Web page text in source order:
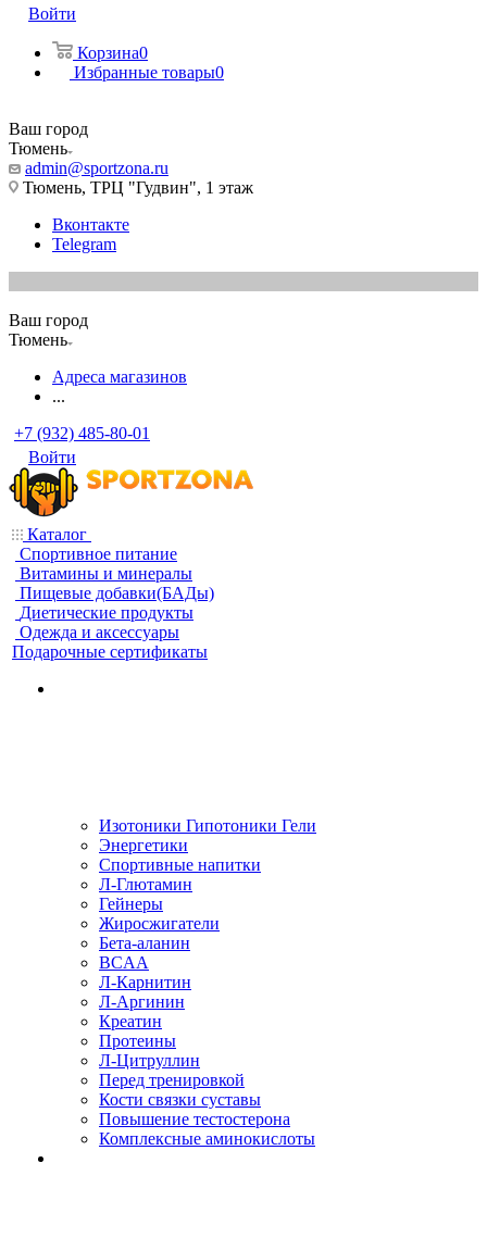
Войти
Корзина0
Избранные товары0
Ваш город
Тюмень
admin@sportzona.ru
Тюмень, ТРЦ "Гудвин", 1 этаж
Вконтакте
Telegram
Ваш город
Тюмень
Адреса магазинов
...
+7 (932) 485-80-01
Войти
Каталог
Спортивное питание
Витамины и минералы
Пищевые добавки(БАДы)
Диетические продукты
Одежда и аксессуары
Подарочные сертификаты
Изотоники Гипотоники Гели
Энергетики
Спортивные напитки
Л-Глютамин
Гейнеры
Жиросжигатели
Бета-аланин
BCAA
Л-Карнитин
Л-Аргинин
Креатин
Протеины
Л-Цитруллин
Перед тренировкой
Кости связки суставы
Повышение тестостерона
Комплексные аминокислоты